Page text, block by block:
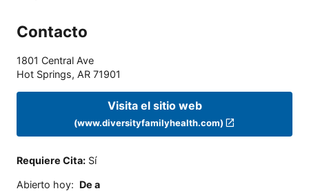
Contacto
1801 Central Ave
Hot Springs, AR 71901
Visita el sitio web
(www.diversityfamilyhealth.com)
Requiere Cita: Sí
Abierto hoy: De a